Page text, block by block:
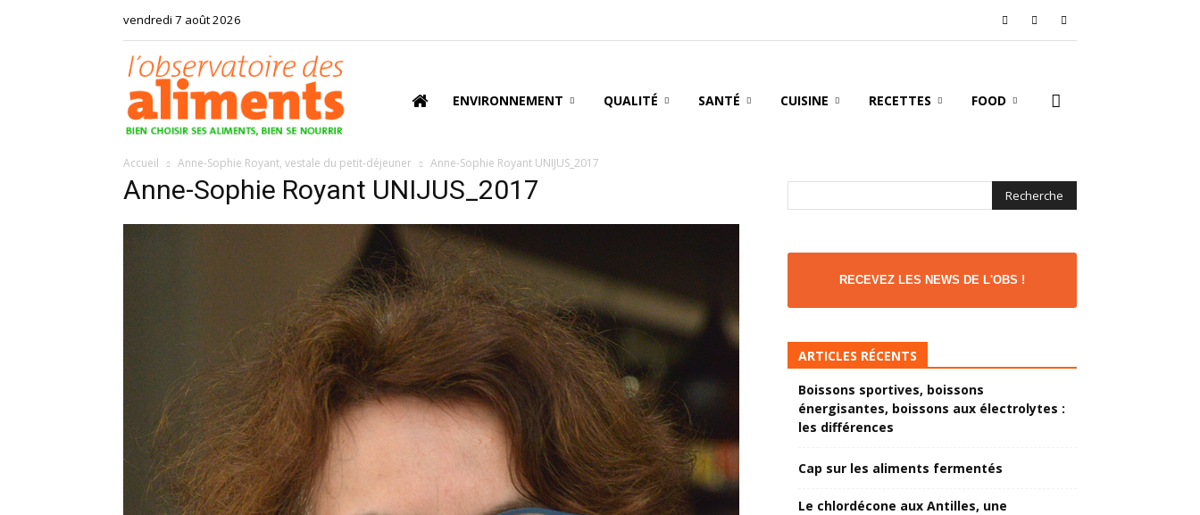
vendredi 7 août 2026
des
aliments
ENVIRONNEMENT QUALITÉ SANTÉ CUISINE RECETTES FOOD
Accueil Anne-Sophie Royant, vestale du petit-déjeuner Anne-Sophie Royant UNIJUS_2017
Anne-Sophie Royant UNIJUS_2017
RECEVEZ LES NEWS DE L'OBS !
ARTICLES RÉCENTS
Boissons sportives, boissons
énergisantes, boissons aux électrolytes :
les différences
Cap sur les aliments fermentés
Le chlordécone aux Antilles, une